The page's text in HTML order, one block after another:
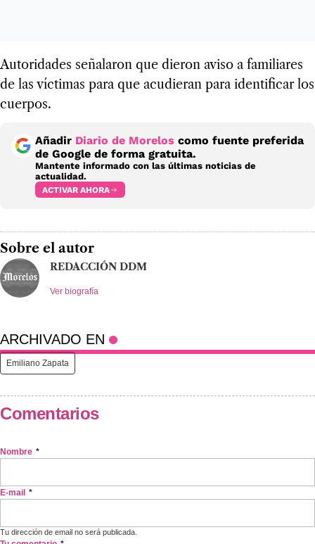
Autoridades señalaron que dieron aviso a familiares
de las víctimas para que acudieran para identificar los
cuerpos.
Añadir Diario de Morelos como fuente preferida
de Google de forma gratuita.
Mantente informado con las últimas noticias de
actualidad.
ACTIVAR AHORA
Sobre el autor
REDACCIÓN DDM
Ver biografía
ARCHIVADO EN
Emiliano Zapata
Comentarios
Nombre *
E-mail *
Tu dirección de email no será publicada.